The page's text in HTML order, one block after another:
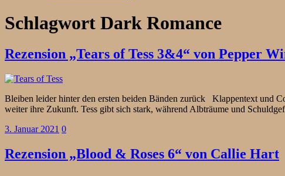
Schlagwort Dark Romance
Rezension „Tears of Tess 3&4“ von Pepper
Bleiben leider hinter den ersten beiden Bänden zurück Klappentext und
weiter ihre Zukunft. Tess gibt sich stark, während Albträume und
3. Januar 2021 0
Rezension „Blood & Roses 6“ von Callie Hart